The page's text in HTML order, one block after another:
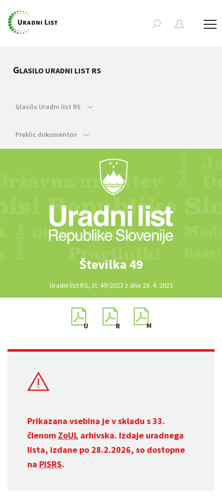
GLASILO URADNI LIST RS
Glasilo Uradni list RS
Preklic dokumentov
Številka 49
Uradni list RS, št. 49/2023 z dne 28. 4. 2023
Prikazana vsebina je v skladu s 33.
členom ZoUL arhivska. Izdaje uradnega
lista, izdane po 28.2.2026, so dostopne
na PISRS.